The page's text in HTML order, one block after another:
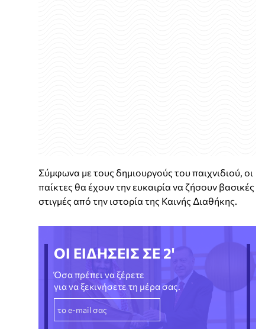
Σύμφωνα με τους δημιουργούς του παιχνιδιού, οι
παίκτες θα έχουν την ευκαιρία να ζήσουν βασικές
στιγμές από την ιστορία της Καινής Διαθήκης.
ΟΙ ΕΙΔΗΣΕΙΣ ΣΕ 2'
Όσα πρέπει να ξέρετε
για να ξεκινήσετε τη μέρα σας.